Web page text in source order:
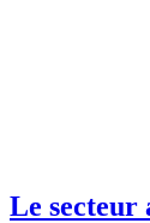
Le secteur